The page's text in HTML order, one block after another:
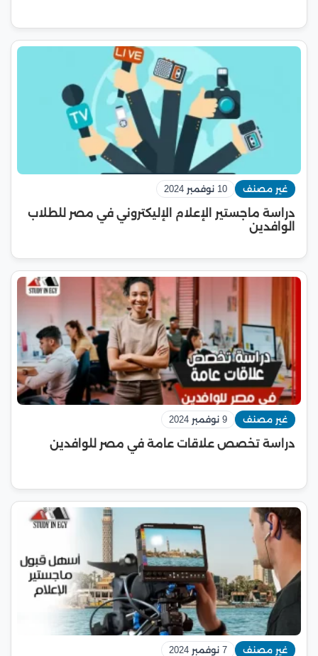
غير مصنف 10 نوفمبر 2024
دراسة ماجستير الإعلام الإليكتروني في مصر للطلاب
الوافدين
غير مصنف 9 نوفمبر 2024
دراسة تخصص علاقات عامة في مصر للوافدين
غير مصنف 7 نوفمبر 2024